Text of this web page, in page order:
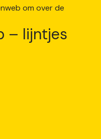
– lijntjes